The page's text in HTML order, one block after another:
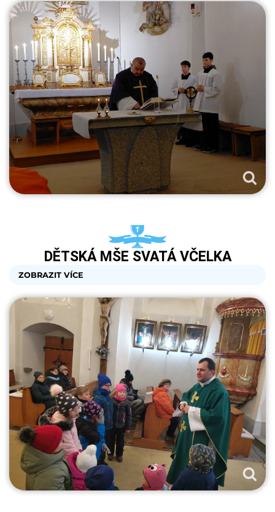
DĚTSKÁ MŠE SVATÁ VČELKA
ZOBRAZIT VÍCE